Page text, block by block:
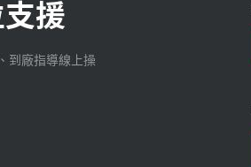
援
到廠指導線上操